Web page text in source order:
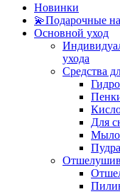
Новинки
💫Подарочные
Основной уход
ухода
Средства
Для
Мыло
Пудра